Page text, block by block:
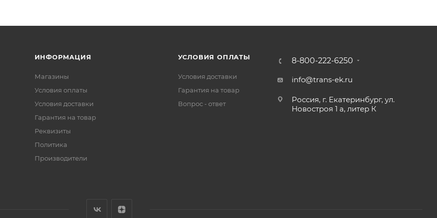
ИНФОРМАЦИЯ
Магазины
Условия оплаты
Условия доставки
Гарантия на товар
Реквизиты
Политика
Производители
УСЛОВИЯ ОПЛАТЫ
Условия доставки
Гарантия на товар
Вопрос - ответ
8-800-222-6250
info@trans-ek.ru
Россия, г. Екатеринбург, ул.
Новостроя 1 а, литер К